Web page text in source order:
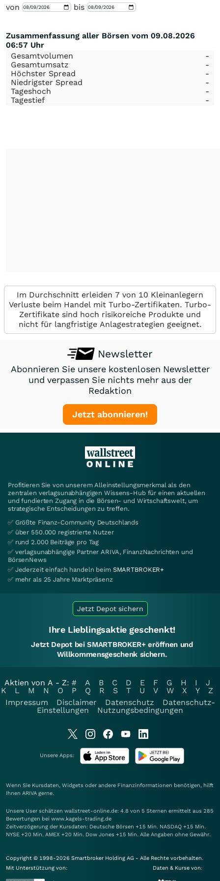
von
bis
Zusammenfassung aller Börsen vom 09.08.2026
06:57 Uhr
Gesamtvolumen
-
Gesamtumsatz
-
Höchster Spread
-
Niedrigster Spread
-
Tageshoch
-
Tagestief
-
Im Durchschnitt erleiden 7 von 10 Kleinanlegern
Verluste beim Handel mit Turbo-Zertifikaten. Turbo-
Zertifikate sind hoch risikoreiche Produkte und
nicht für langfristige Anlagestrategien geeignet.
Newsletter
Abonnieren Sie unsere kostenlosen Newsletter
und verpassen Sie nichts mehr aus der
Redaktion
Jetzt abonnieren!
Profitieren Sie von unserem Alleinstellungsmerkmal als den
zentralen verlagsunabhängigen Wissens-Hub für einen aktuellen
und fundierten Zugang in die Börsen- und Wirtschaftswelt, um
strategische Entscheidungen zu treffen.
✅ Größte Finanz-Community Deutschlands
✅ über 550.000 registrierte Nutzer
✅ rund 2.000 Beiträge pro Tag
✅ verlagsunabhängige Partner ARIVA, FinanzNachrichten und
BörsenNews
✅ Jederzeit einfach handeln beim SMARTBROKER+
✅ mehr als 25 Jahre Marktpräsenz
Jetzt Depot sichern
Ihre Lieblingsaktie geschenkt!
Jetzt Depot bei SMARTBROKER+ eröffnen und
Willkommensgeschenk sichern.
Aktien von A - Z: # A B C D E F G H I
J
K
L M N O P Q R S T U V W X Y
Z
Impressum
Disclaimer Datenschutz
Datenschutz-
Einstellungen
Nutzungsbedingungen
Unsere Apps:
Wenn Sie Kursdaten, Widgets oder andere Finanzinformationen benötigen, hilft
Ihnen ARIVA gerne.
Unsere User schätzen wallstreet-online.de: 4.8 von 5 Sternen ermittelt aus 285
Bewertungen bei www.kagels-trading.de
Zeitverzögerung der Kursdaten: Deutsche Börsen +15 Min. NASDAQ +15 Min.
NYSE +20 Min. AMEX +20 Min. Dow Jones +15 Min. Alle Angaben ohne Gewähr.
Copyright © 1998-2026 Smartbroker Holding AG - Alle Rechte vorbehalten.
Mit Unterstützung von:
Daten & Kurse von: